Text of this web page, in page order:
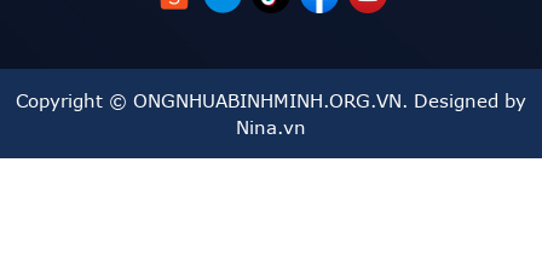
Copyright © ONGNHUABINHMINH.ORG.VN. Designed by
Nina.vn